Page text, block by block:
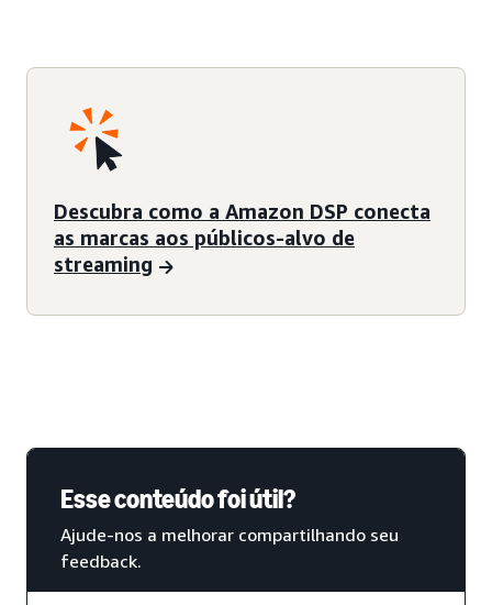
Descubra como a Amazon DSP conecta
as marcas aos públicos-alvo de
streaming
Esse conteúdo foi útil?
Ajude-nos a melhorar compartilhando seu
feedback.